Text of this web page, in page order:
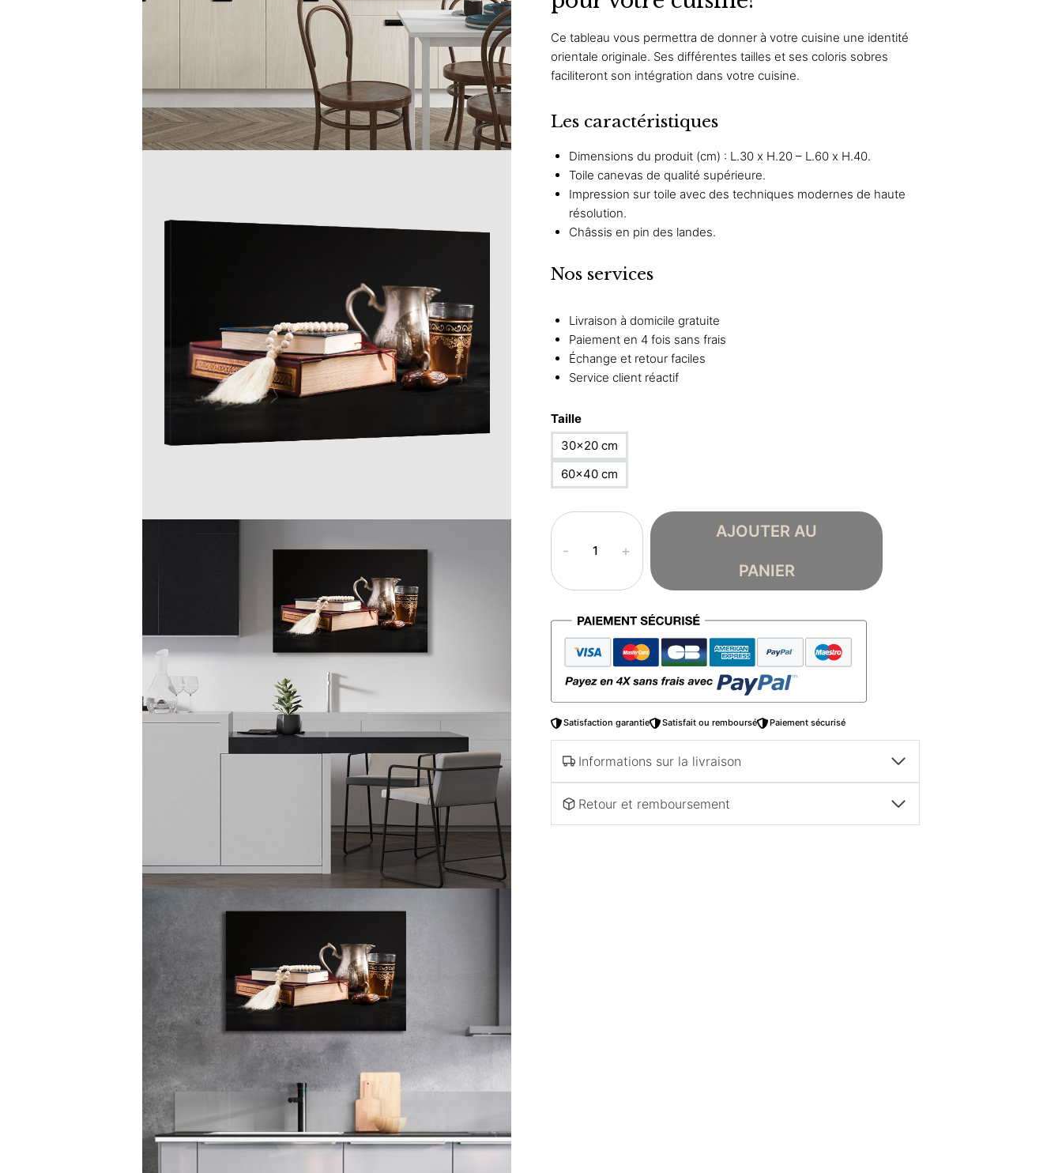
39,92 €
Ce tableau vous permettra de donner à votre cuisine une identité
orientale originale. Ses différentes tailles et ses coloris sobres
faciliteront son intégration dans votre cuisine.
Les caractéristiques
Dimensions du produit (cm) : L.30 x H.20 – L.60 x H.40.
Toile canevas de qualité supérieure.
Impression sur toile avec des techniques modernes de haute
résolution.
Châssis en pin des landes.
Nos services
Livraison à domicile gratuite
Paiement en 4 fois sans frais
Échange et retour faciles
Service client réactif
Taille
30×20 cm
60×40 cm
quantité
arabe
Cuisine
AJOUTER AU
PANIER
Satisfaction garantie Satisfait ou remboursé Paiement sécurisé
Informations sur la livraison
Retour et remboursement